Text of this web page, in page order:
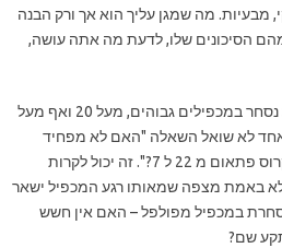
מה שמגן עליך הוא אך ורק הבנה
הסיכונים שלו, לדעת מה אתה עושה,
חלק עצום מהחברות ב S&P500 נסחר במכפילים גבוהים, מעל 20 ואף מעל
לא שואל השאלה "האם לא מפחיד
שהמכפיל של המדד S&P500 יקרוס פתאום מ 22 ל 7?". זה יכול לקרות
באמת מצפה שמאותו רגע המכפיל ישאר
במכפיל מפולפל – האם אין חשש
שם?